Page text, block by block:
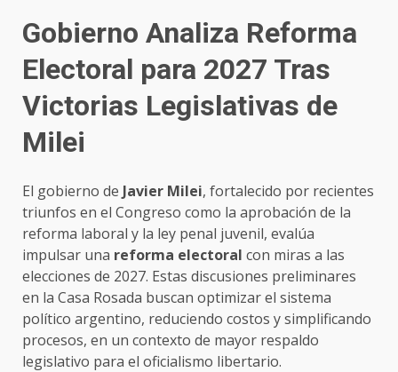
Gobierno Analiza Reforma
Electoral para 2027 Tras
Victorias Legislativas de
Milei
El gobierno de Javier Milei, fortalecido por recientes
triunfos en el Congreso como la aprobación de la
reforma laboral y la ley penal juvenil, evalúa
impulsar una reforma electoral con miras a las
elecciones de 2027. Estas discusiones preliminares
en la Casa Rosada buscan optimizar el sistema
político argentino, reduciendo costos y simplificando
procesos, en un contexto de mayor respaldo
legislativo para el oficialismo libertario.